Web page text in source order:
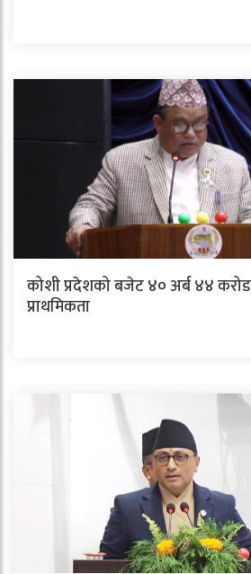
कोशी प्रदेशको बजेट ४० अर्ब ४४
प्राथमिकता